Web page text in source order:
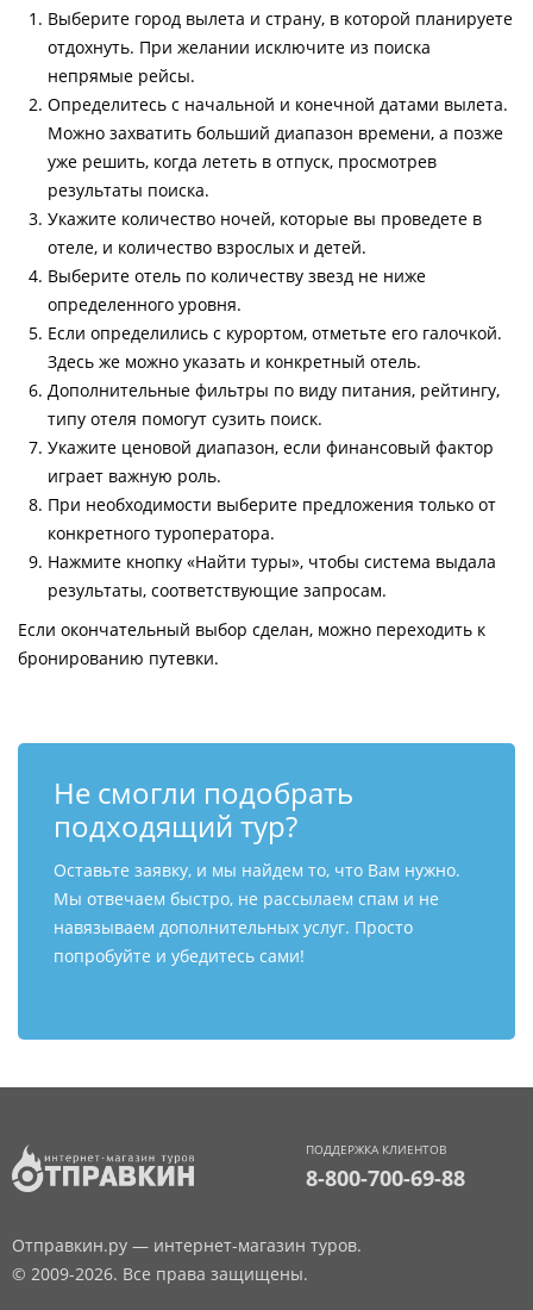
Выберите город вылета и страну, в которой планируете
отдохнуть. При желании исключите из поиска
непрямые рейсы.
Определитесь с начальной и конечной датами вылета.
Можно захватить больший диапазон времени, а позже
уже решить, когда лететь в отпуск, просмотрев
результаты поиска.
Укажите количество ночей, которые вы проведете в
отеле, и количество взрослых и детей.
Выберите отель по количеству звезд не ниже
определенного уровня.
Если определились с курортом, отметьте его галочкой.
Здесь же можно указать и конкретный отель.
Дополнительные фильтры по виду питания, рейтингу,
типу отеля помогут сузить поиск.
Укажите ценовой диапазон, если финансовый фактор
играет важную роль.
При необходимости выберите предложения только от
конкретного туроператора.
Нажмите кнопку «Найти туры», чтобы система выдала
результаты, соответствующие запросам.
Если окончательный выбор сделан, можно переходить к
бронированию путевки.
Не смогли подобрать
подходящий тур?
Оставьте заявку, и мы найдем то, что Вам нужно.
Мы отвечаем быстро, не рассылаем спам и не
навязываем дополнительных услуг. Просто
попробуйте и убедитесь сами!
ПОДДЕРЖКА КЛИЕНТОВ
8-800-700-69-88
Отправкин.ру — интернет-магазин туров.
© 2009-2026. Все права защищены.